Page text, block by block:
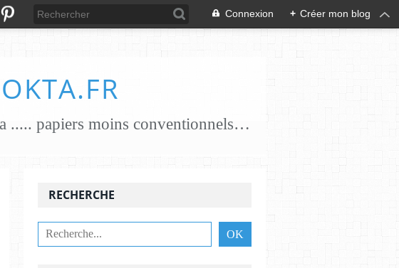
Connexion + Créer mon blog
je crée des papiers papiers classiques coton, chanvre, lin, abaca ..... papiers moins conventionnels zostères, algues vertes, champignons... j'essaie de croiser les savoir-faire avec des feutrières, tisserandes, brodeuses, associant alors fibres textiles et papetières pour une nouvelle alliance c'est une aventure , une recherche passionnante et je le crains sans fin ,........................
RECHERCHE